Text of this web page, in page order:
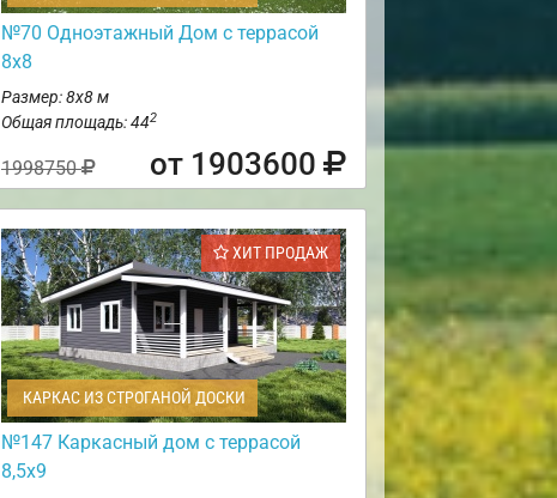
№70 Одноэтажный Дом с террасой
8х8
Размер: 8х8 м
Общая площадь: 442
1998750 от 1903600
ХИТ ПРОДАЖ
КАРКАС ИЗ СТРОГАНОЙ ДОСКИ
№147 Каркасный дом с террасой
8,5х9